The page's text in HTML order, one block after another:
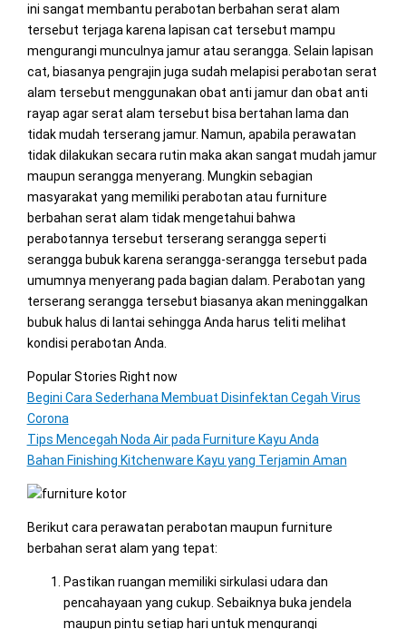
ini sangat membantu perabotan berbahan serat alam
tersebut terjaga karena lapisan cat tersebut mampu
mengurangi munculnya jamur atau serangga. Selain lapisan
cat, biasanya pengrajin juga sudah melapisi perabotan serat
alam tersebut menggunakan obat anti jamur dan obat anti
rayap agar serat alam tersebut bisa bertahan lama dan
tidak mudah terserang jamur. Namun, apabila perawatan
tidak dilakukan secara rutin maka akan sangat mudah jamur
maupun serangga menyerang. Mungkin sebagian
masyarakat yang memiliki perabotan atau furniture
berbahan serat alam tidak mengetahui bahwa
perabotannya tersebut terserang serangga seperti
serangga bubuk karena serangga-serangga tersebut pada
umumnya menyerang pada bagian dalam. Perabotan yang
terserang serangga tersebut biasanya akan meninggalkan
bubuk halus di lantai sehingga Anda harus teliti melihat
kondisi perabotan Anda.
Popular Stories Right now
Begini Cara Sederhana Membuat Disinfektan Cegah Virus
Corona
Tips Mencegah Noda Air pada Furniture Kayu Anda
Bahan Finishing Kitchenware Kayu yang Terjamin Aman
Berikut cara perawatan perabotan maupun furniture
berbahan serat alam yang tepat:
Pastikan ruangan memiliki sirkulasi udara dan
pencahayaan yang cukup. Sebaiknya buka jendela
maupun pintu setiap hari untuk mengurangi